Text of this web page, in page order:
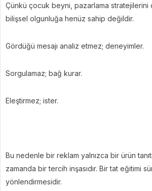
Çünkü çocuk beyni, pazarlama
bilişsel olgunluğa henüz sahip değildir.
Gördüğü mesajı analiz etmez; deneyimler.
Sorgulamaz; bağ kurar.
Eleştirmez; ister.
Bu nedenle bir reklam yalnızca bir ürün
zamanda bir tercih inşasıdır. Bir tat eğitimi
yönlendirmesidir.